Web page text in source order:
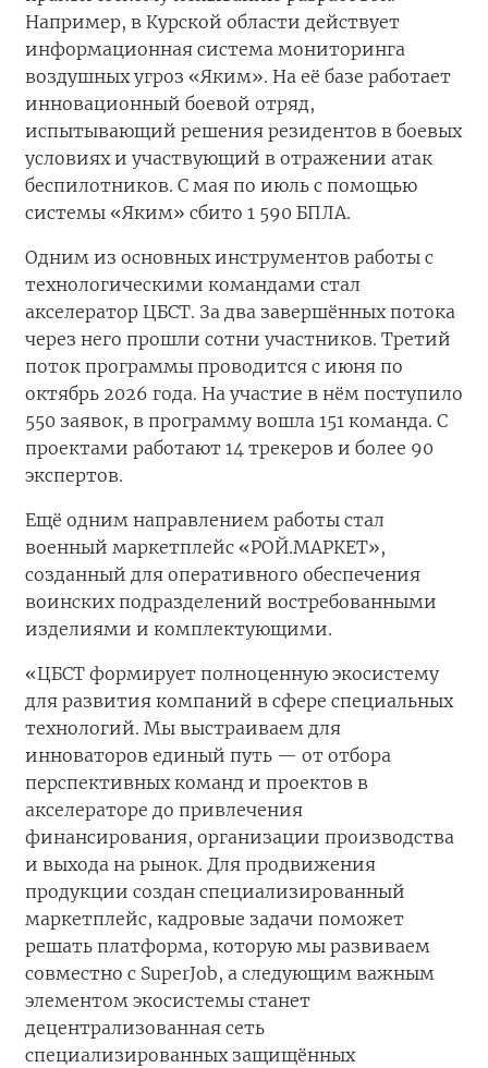
Например, в Курской области действует
информационная система мониторинга
воздушных угроз «Яким». На её базе работает
инновационный боевой отряд,
испытывающий решения резидентов в боевых
условиях и участвующий в отражении атак
беспилотников. С мая по июль с помощью
системы «Яким» сбито 1 590 БПЛА.
Одним из основных инструментов работы с
технологическими командами стал
акселератор ЦБСТ. За два завершённых потока
через него прошли сотни участников. Третий
поток программы проводится с июня по
октябрь 2026 года. На участие в нём поступило
550 заявок, в программу вошла 151 команда. С
проектами работают 14 трекеров и более 90
экспертов.
Ещё одним направлением работы стал
военный маркетплейс «РОЙ.МАРКЕТ»,
созданный для оперативного обеспечения
воинских подразделений востребованными
изделиями и комплектующими.
«ЦБСТ формирует полноценную экосистему
для развития компаний в сфере специальных
технологий. Мы выстраиваем для
инноваторов единый путь — от отбора
перспективных команд и проектов в
акселераторе до привлечения
финансирования, организации производства
и выхода на рынок. Для продвижения
продукции создан специализированный
маркетплейс, кадровые задачи поможет
решать платформа, которую мы развиваем
совместно с SuperJob, а следующим важным
элементом экосистемы станет
децентрализованная сеть
специализированных защищённых